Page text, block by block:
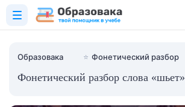
Образовака ⭐ Фонетический разбор
Фонетический разбор слова «шьет»